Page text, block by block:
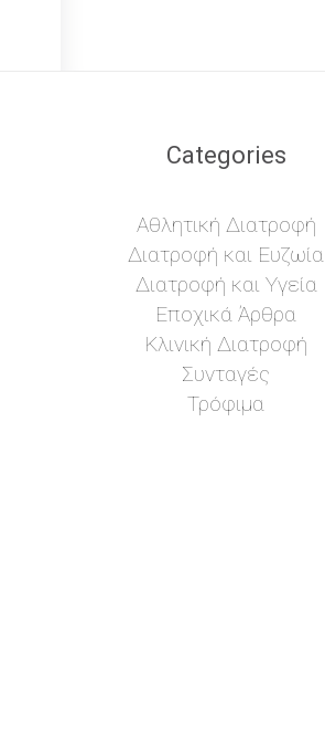
Categories
Αθλητική Διατροφή
Διατροφή και Ευζωία
Διατροφή και Υγεία
Εποχικά Άρθρα
Κλινική Διατροφή
Συνταγές
Τρόφιμα